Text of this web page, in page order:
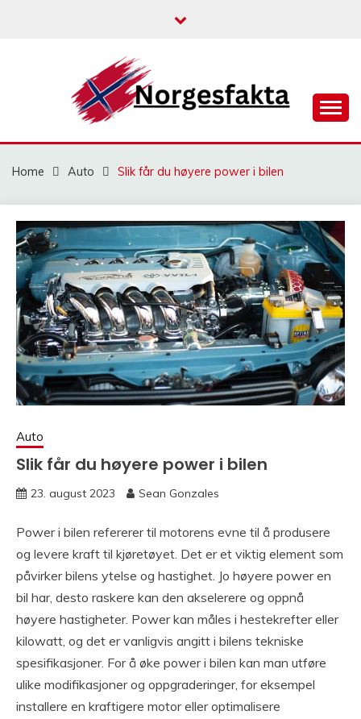
NORGESFAKTA
Home Auto Slik får du høyere power i bilen
Auto
Slik får du høyere power i bilen
23. august 2023 Sean Gonzales
Power i bilen refererer til motorens evne til å produsere
og levere kraft til kjøretøyet. Det er et viktig element som
påvirker bilens ytelse og hastighet. Jo høyere power en
bil har, desto raskere kan den akselerere og oppnå
høyere hastigheter. Power kan måles i hestekrefter eller
kilowatt, og det er vanligvis angitt i bilens tekniske
spesifikasjoner. For å øke power i bilen kan man utføre
ulike modifikasjoner og oppgraderinger, for eksempel
installere en kraftigere motor eller optimalisere